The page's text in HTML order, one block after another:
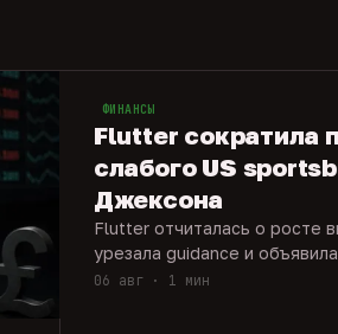
ФИНАНСЫ
Flutter сократила
слабого US
Джексона
Flutter отчиталась о росте
урезала guidance и
06 авг · 1 мин